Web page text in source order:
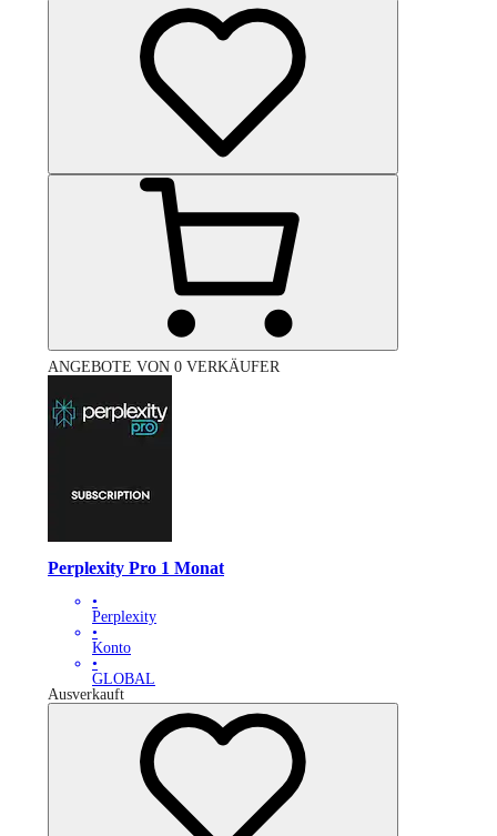
ANGEBOTE VON 0 VERKÄUFER
Perplexity Pro 1 Monat
•
Perplexity
•
Konto
•
GLOBAL
Ausverkauft